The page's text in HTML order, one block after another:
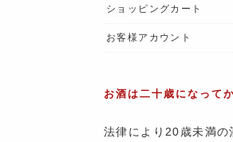
ショッピングカート
お客様アカウント
お酒は二十歳になって
法律により20歳未満の